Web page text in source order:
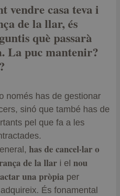
vendre casa teva i
de la llar, és
què passarà
La puc mantenir?
només has de gestionar
sinó que també has de
pel que fa a les
has de cancel·lar o
de la llar i el nou
una pròpia per
És fonamental